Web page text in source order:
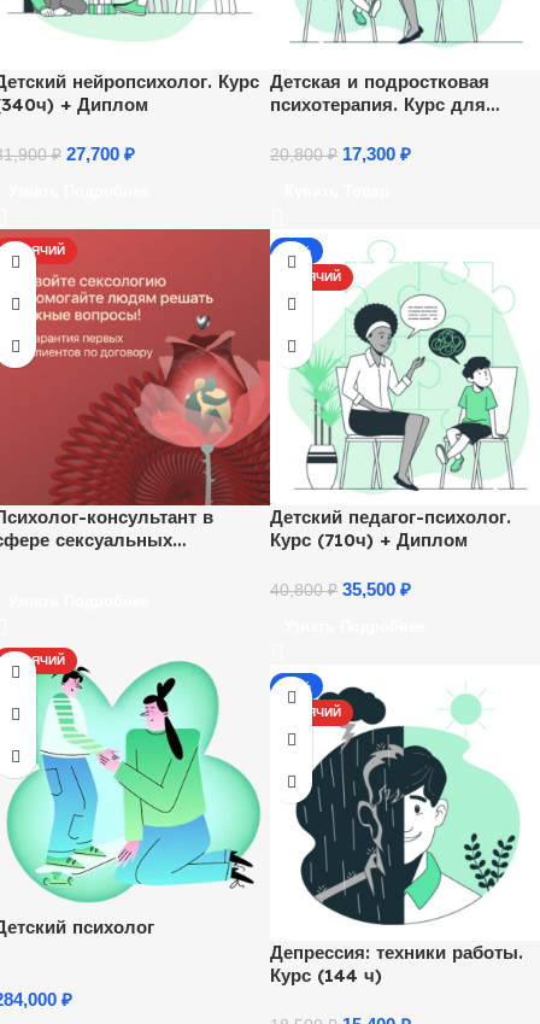
нейропсихолог. Курс
+ Диплом
₽ 27,700 ₽
Детская и подростковая
психотерапия. Курс для
20,800₽ 17,300 ₽
ГОРЯЧИЙ
консультант в
сексуальных
-13%
ГОРЯЧИЙ
Детский педагог-психолог.
Курс (710ч) + Диплом
40,800₽ 35,500 ₽
ГОРЯЧИЙ
психолог
₽
-17%
ГОРЯЧИЙ
Депрессия: техники работы.
Курс (144 ч)